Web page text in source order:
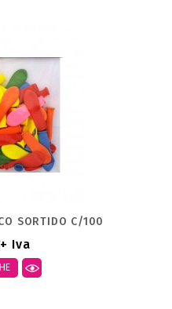
SORTIDO C/100
+ Iva